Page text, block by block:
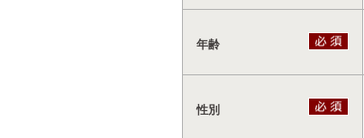
年齢
性別